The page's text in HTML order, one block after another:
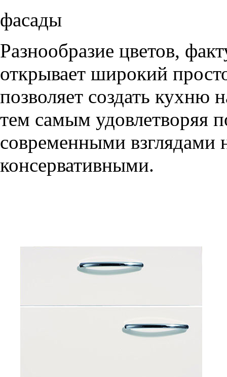
фасады
Разнообразие цветов,
открывает широкий
позволяет создать кухню
тем самым удовлетворяя
современными взглядами
консервативными.